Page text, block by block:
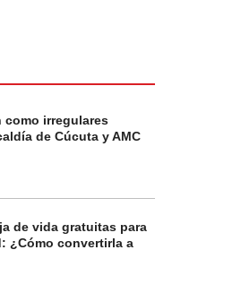
como irregulares
de Cúcuta y AMC
de vida gratuitas para
¿Cómo convertirla a